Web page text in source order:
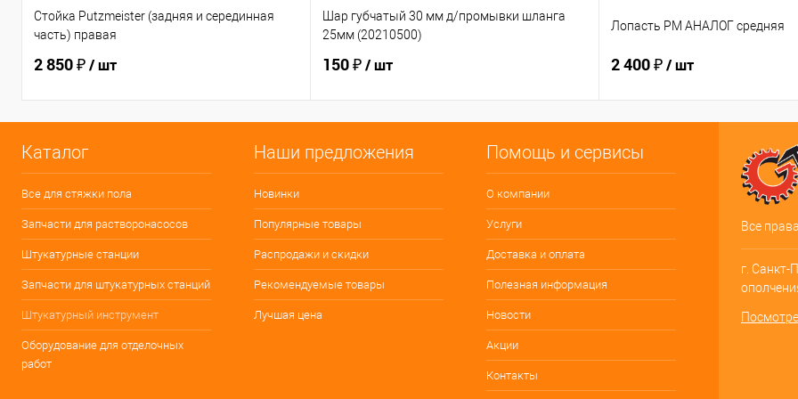
Стойка Putzmeister (задняя и серединная
часть) правая
2 850 ₽/ шт
Шар губчатый 30 мм д/промывки шланга
25мм (20210500)
150 ₽/ шт
Лопасть PM АНАЛОГ средняя
2 400 ₽/ шт
Каталог
Все для стяжки пола
Запчасти для растворонасосов
Штукатурные станции
Запчасти для штукатурных станций
Штукатурный инструмент
Оборудование для отделочных
работ
Наши предложения
Новинки
Популярные товары
Распродажи и скидки
Рекомендуемые товары
Лучшая цена
Помощь и сервисы
О компании
Услуги
Доставка и оплата
Полезная информация
Новости
Акции
Контакты
Все
г. Санкт-